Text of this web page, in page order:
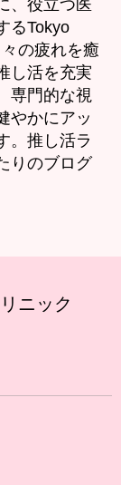
、役立つ医
るTokyo
の疲れを癒
し活を充実
専門的な視
やかにアッ
。推し活ラ
りのブログ
ニック